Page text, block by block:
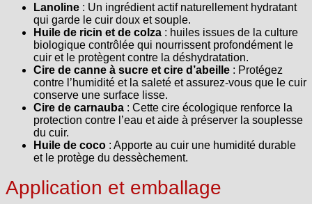
Lanoline : Un ingrédient actif naturellement hydratant
qui garde le cuir doux et souple.
Huile de ricin et de colza : huiles issues de la culture
biologique contrôlée qui nourrissent profondément le
cuir et le protègent contre la déshydratation.
Cire de canne à sucre et cire d’abeille : Protégez
contre l’humidité et la saleté et assurez-vous que le cuir
conserve une surface lisse.
Cire de carnauba : Cette cire écologique renforce la
protection contre l’eau et aide à préserver la souplesse
du cuir.
Huile de coco : Apporte au cuir une humidité durable
et le protège du dessèchement.
Application et emballage